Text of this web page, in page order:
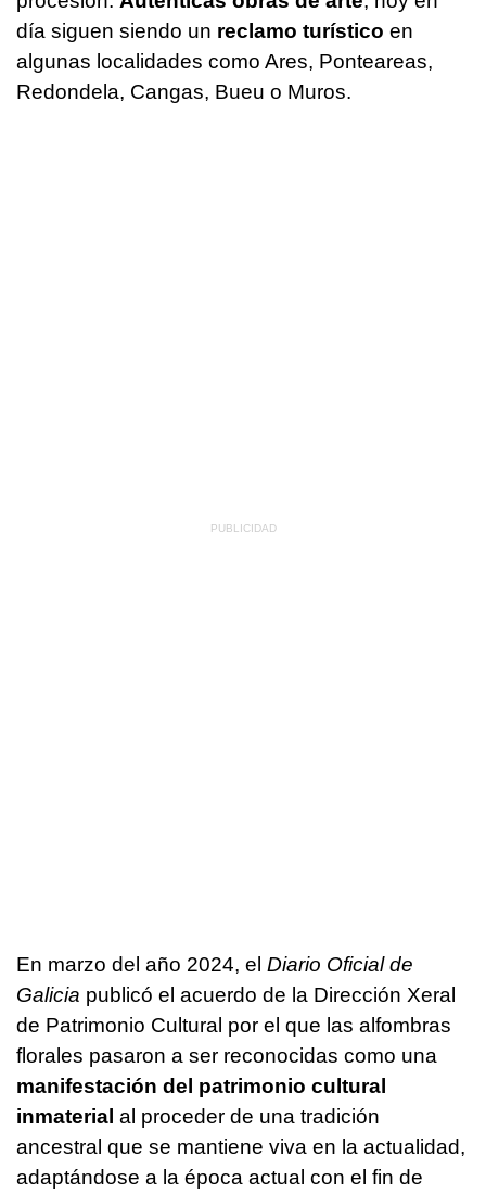
día siguen siendo un reclamo turístico en
algunas localidades como Ares, Ponteareas,
Redondela, Cangas, Bueu o Muros.
En marzo del año 2024, el Diario Oficial de
Galicia publicó el acuerdo de la Dirección Xeral
de Patrimonio Cultural por el que las alfombras
florales pasaron a ser reconocidas como una
manifestación del patrimonio cultural
inmaterial al proceder de una tradición
ancestral que se mantiene viva en la actualidad,
adaptándose a la época actual con el fin de